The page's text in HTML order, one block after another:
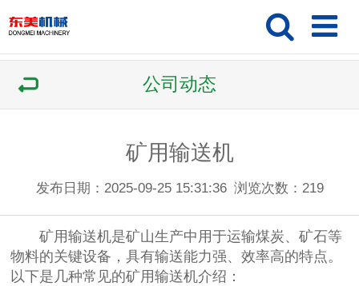
公司动态
矿用输送机
发布日期：2025-09-25 15:31:36 浏览次数： 219
矿用输送机是矿山生产中用于运输煤炭、矿石等
物料的关键设备，具有输送能力强、效率高的特点。
以下是几种常见的矿用输送机介绍：